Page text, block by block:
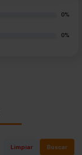
0%
0%
Limpiar Buscar